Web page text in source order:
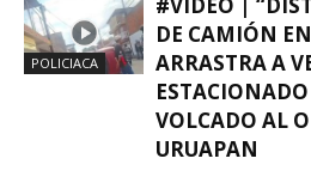
POLICIACA
#VIDEO |
DE CAMIÓN
ARRASTRA A
VOLCADO AL
URUAPAN